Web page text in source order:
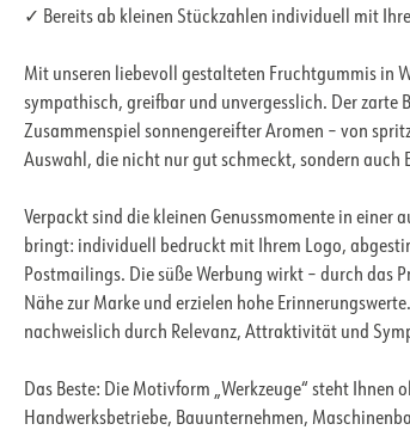
✓ Bereits ab kleinen Stückzahlen individuell mit
Mit unseren liebevoll gestalteten Fruchtgummis in
sympathisch, greifbar und unvergesslich. Der
Zusammenspiel sonnengereifter Aromen – von
Auswahl, die nicht nur gut schmeckt, sondern
Verpackt sind die kleinen Genussmomente in einer
bringt: individuell bedruckt mit Ihrem Logo,
Postmailings. Die süße Werbung wirkt – durch das
Nähe zur Marke und erzielen hohe
nachweislich durch Relevanz, Attraktivität und
Das Beste: Die Motivform „Werkzeuge“ steht Ihnen
Handwerksbetriebe, Bauunternehmen,